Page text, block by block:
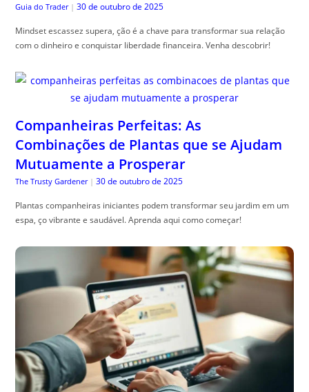
Guia do Trader | 30 de outubro de 2025
Mindset escassez supera, ção é a chave para transformar sua relação
com o dinheiro e conquistar liberdade financeira. Venha descobrir!
Companheiras Perfeitas: As
Combinações de Plantas que se Ajudam
Mutuamente a Prosperar
The Trusty Gardener | 30 de outubro de 2025
Plantas companheiras iniciantes podem transformar seu jardim em um
espa, ço vibrante e saudável. Aprenda aqui como começar!